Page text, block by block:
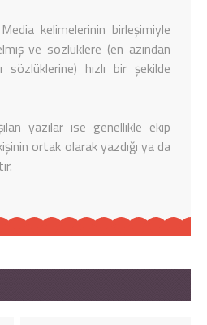
kelimelerinin birleşimiyle
ve sözlüklere (en azından
hızlı bir şekilde
yazılar ise genellikle ekip
ortak olarak yazdığı ya da